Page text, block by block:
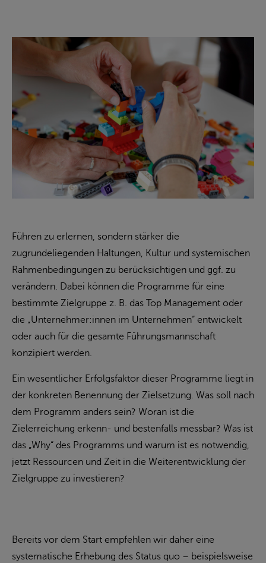
Führen zu erlernen, sondern stärker die
zugrundeliegenden Haltungen, Kultur und systemischen
Rahmenbedingungen zu berücksichtigen und ggf. zu
verändern. Dabei können die Programme für eine
bestimmte Zielgruppe z. B. das Top Management oder
die „Unternehmer:innen im Unternehmen“ entwickelt
oder auch für die gesamte Führungsmannschaft
konzipiert werden.
Ein wesentlicher Erfolgsfaktor dieser Programme liegt in
der konkreten Benennung der Zielsetzung. Was soll nach
dem Programm anders sein? Woran ist die
Zielerreichung erkenn- und bestenfalls messbar? Was ist
das „Why“ des Programms und warum ist es notwendig,
jetzt Ressourcen und Zeit in die Weiterentwicklung der
Zielgruppe zu investieren?
Bereits vor dem Start empfehlen wir daher eine
systematische Erhebung des Status quo – beispielsweise